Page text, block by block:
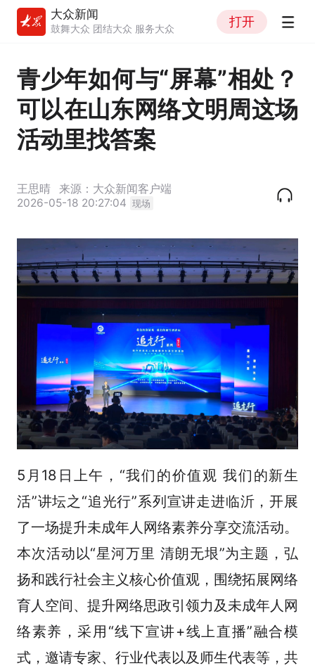
大众新闻
鼓舞大众 团结大众 服务大众
打开
青少年如何与“屏幕”相处？
可以在山东网络文明周这场
活动里找答案
王思晴
来源：大众新闻客户端
2026-05-18 20:27:04 现场
5月18日上午，“我们的价值观 我们的新生
活”讲坛之“追光行”系列宣讲走进临沂，开展
了一场提升未成年人网络素养分享交流活动。
本次活动以“星河万里 清朗无垠”为主题，弘
扬和践行社会主义核心价值观，围绕拓展网络
育人空间、提升网络思政引领力及未成年人网
络素养，采用“线下宣讲+线上直播”融合模
式，邀请专家、行业代表以及师生代表等，共